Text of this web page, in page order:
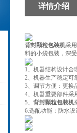
详情介绍
背封颗粒包装机采
料的小袋包装，深受
1、机器结构设计合
2、机器生产稳定可
3、调节方便：更换
4、机器重要部件采
5、 背封颗粒包装机
6:选配功能：防水